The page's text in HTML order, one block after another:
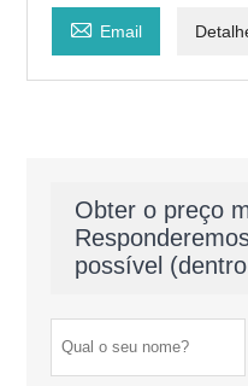
 Email
Obter o preço
possível